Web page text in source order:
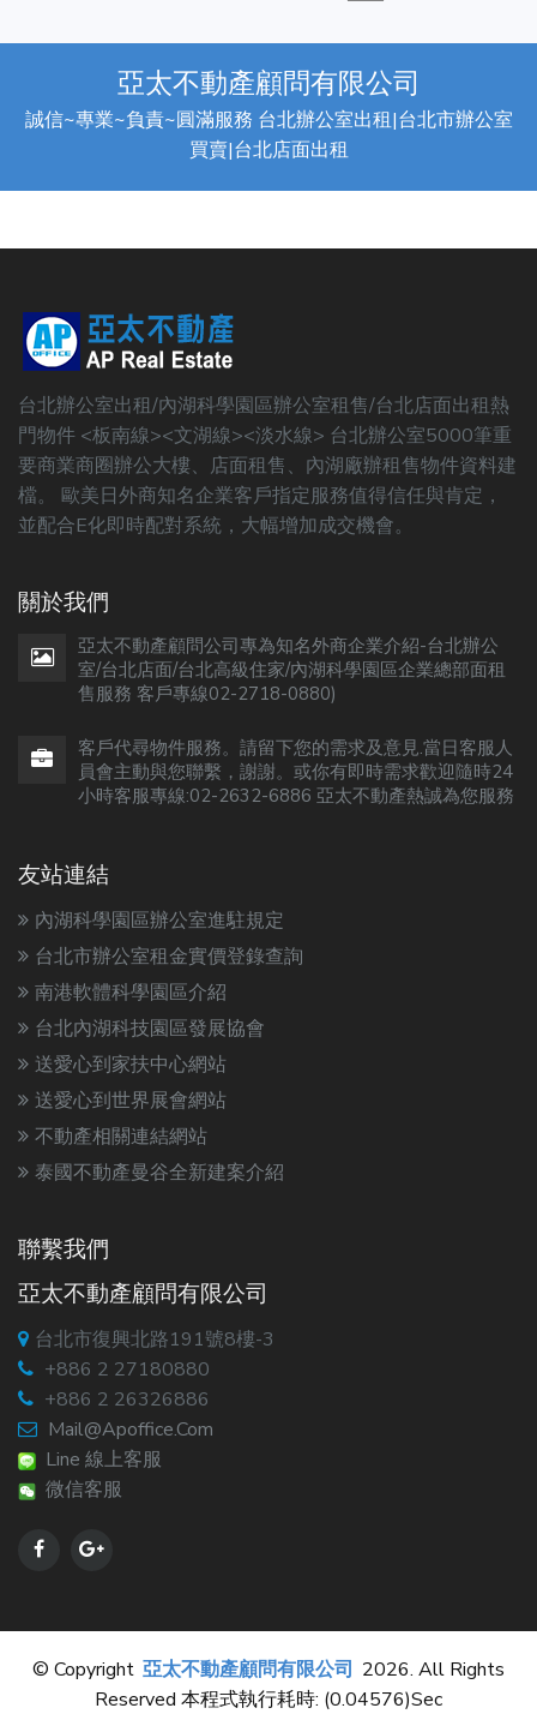
亞太不動產顧問有限公司
誠信~專業~負責~圓滿服務 台北辦公室出租|台北市辦公室
買賣|台北店面出租
台北辦公室出租/內湖科學園區辦公室租售/台北店面出租熱
門物件 <板南線><文湖線><淡水線> 台北辦公室5000筆重
要商業商圈辦公大樓、店面租售、內湖廠辦租售物件資料建
檔。 歐美日外商知名企業客戶指定服務值得信任與肯定，
並配合E化即時配對系統，大幅增加成交機會。
關於我們
亞太不動產顧問公司專為知名外商企業介紹-台北辦公
室/台北店面/台北高級住家/內湖科學園區企業總部面租
售服務 客戶專線02-2718-0880)
客戶代尋物件服務。請留下您的需求及意見.當日客服人
員會主動與您聯繫，謝謝。或你有即時需求歡迎隨時24
小時客服專線:02-2632-6886 亞太不動產熱誠為您服務
友站連結
內湖科學園區辦公室進駐規定
台北市辦公室租金實價登錄查詢
南港軟體科學園區介紹
台北內湖科技園區發展協會
送愛心到家扶中心網站
送愛心到世界展會網站
不動產相關連結網站
泰國不動產曼谷全新建案介紹
聯繫我們
亞太不動產顧問有限公司
台北市復興北路191號8樓-3
+886 2 27180880
+886 2 26326886
Mail@apoffice.com
Line 線上客服
微信客服
© Copyright 亞太不動產顧問有限公司 2026. All Rights
Reserved 本程式執行耗時: (0.04576)sec